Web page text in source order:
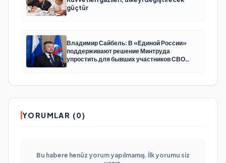
güçtür
Владимир Сайбель: В «Единой России»
поддерживают решение Минтруда
упростить для бывших участников СВО
YORUMLAR (0)
Bu habere henüz yorum yapılmamış. İlk yorumu siz